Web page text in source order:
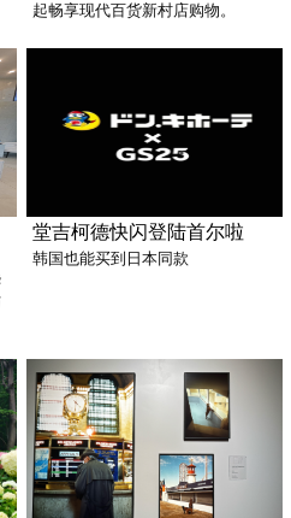
起畅享现代百货新村店购物。
堂吉柯德快闪登陆首尔啦
韩国也能买到日本同款